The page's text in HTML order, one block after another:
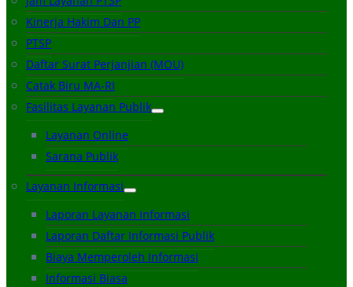
Kinerja Hakim Dan PP
PTSP
Daftar Surat Perjanjian (MOU)
Catak Biru MA-RI
Fasilitas Layanan Publik
Layanan Online
Sarana Publik
Layanan Informasi
Laporan Layanan Informasi
Laporan Daftar Informasi Publik
Biaya Memperoleh Informasi
Informasi Biasa